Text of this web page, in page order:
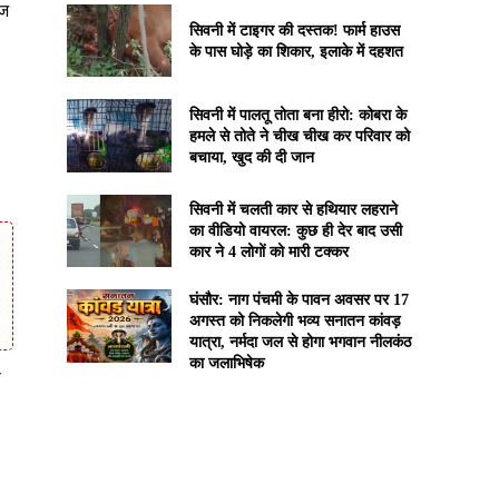
सिवनी में टाइगर की दस्तक! फार्म हाउस
के पास घोड़े का शिकार, इलाके में दहशत
सिवनी में पालतू तोता बना हीरो: कोबरा के
हमले से तोते ने चीख चीख कर परिवार को
बचाया, खुद की दी जान
सिवनी में चलती कार से हथियार लहराने
का वीडियो वायरल: कुछ ही देर बाद उसी
कार ने 4 लोगों को मारी टक्कर
घंसौर: नाग पंचमी के पावन अवसर पर 17
अगस्त को निकलेगी भव्य सनातन कांवड़
यात्रा, नर्मदा जल से होगा भगवान नीलकंठ
का जलाभिषेक